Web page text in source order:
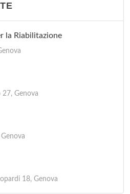
la Riabilitazione
Genova
18, Genova